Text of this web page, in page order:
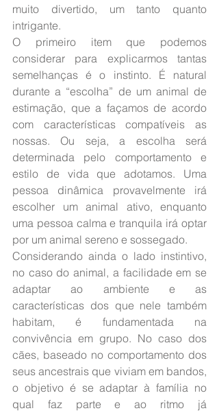
muito divertido, um tanto quanto
intrigante.
O primeiro item que podemos
considerar para explicarmos tantas
semelhanças é o instinto. É natural
durante a “escolha” de um animal de
estimação, que a façamos de acordo
com características compatíveis as
nossas. Ou seja, a escolha será
determinada pelo comportamento e
estilo de vida que adotamos. Uma
pessoa dinâmica provavelmente irá
escolher um animal ativo, enquanto
uma pessoa calma e tranquila irá optar
por um animal sereno e sossegado.
Considerando ainda o lado instintivo,
no caso do animal, a facilidade em se
adaptar ao ambiente e as
características dos que nele também
habitam, é fundamentada na
convivência em grupo. No caso dos
cães, baseado no comportamento dos
seus ancestrais que viviam em bandos,
o objetivo é se adaptar à família no
qual faz parte e ao ritmo já